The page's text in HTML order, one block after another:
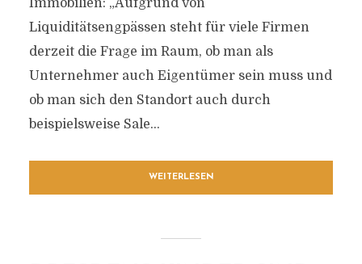
Immobilien: „Aufgrund von
Liquiditätsengpässen steht für viele Firmen
derzeit die Frage im Raum, ob man als
Unternehmer auch Eigentümer sein muss und
ob man sich den Standort auch durch
beispielsweise Sale...
WEITERLESEN